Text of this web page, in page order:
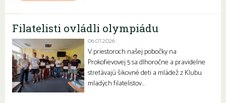
Filatelisti ovládli olympiádu
06.07.2026
V priestoroch našej pobočky na
Prokofievovej 5 sa dlhoročne a pravidelne
stretávajú šikovné deti a mládež z Klubu
mladých filatelistov…